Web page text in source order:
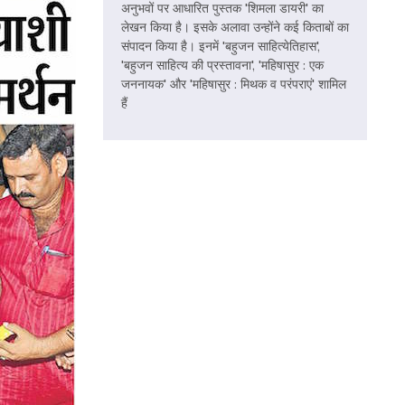
अनुभवों पर आधारित पुस्तक 'शिमला डायरी' का
लेखन किया है। इसके अलावा उन्होंने कई किताबों का
संपादन किया है। इनमें 'बहुजन साहित्येतिहास',
'बहुजन साहित्य की प्रस्तावना', 'महिषासुर : एक
जननायक' और 'महिषासुर : मिथक व परंपराएं' शामिल
हैं